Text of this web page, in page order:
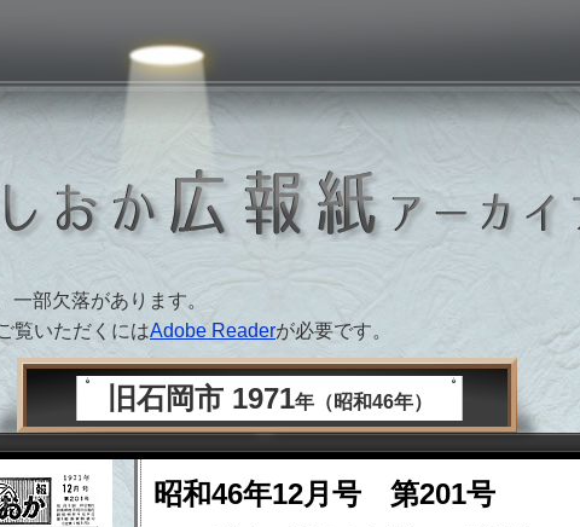
部欠落があります。
覧いただくにはAdobe Readerが必要です。
旧石岡市 1971年（昭和46年）
昭和46年12月号 第201号